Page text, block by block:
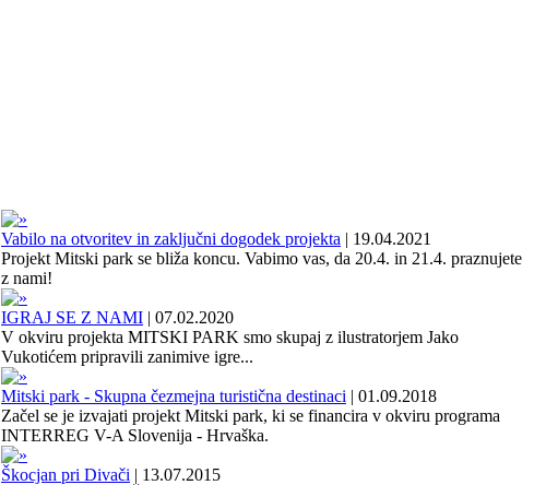
Vabilo na otvoritev in zaključni dogodek projekta | 19.04.2021
Projekt Mitski park se bliža koncu. Vabimo vas, da 20.4. in 21.4. praznujete
z nami!
IGRAJ SE Z NAMI | 07.02.2020
V okviru projekta MITSKI PARK smo skupaj z ilustratorjem Jako
Vukotićem pripravili zanimive igre...
Mitski park - Skupna čezmejna turistična destinaci | 01.09.2018
Začel se je izvajati projekt Mitski park, ki se financira v okviru programa
INTERREG V-A Slovenija - Hrvaška.
Škocjan pri Divači | 13.07.2015